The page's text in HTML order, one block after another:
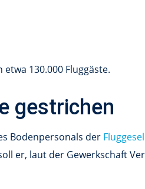
130.000 Fluggäste.
gestrichen
Bodenpersonals der
er, laut der Gewerkschaft